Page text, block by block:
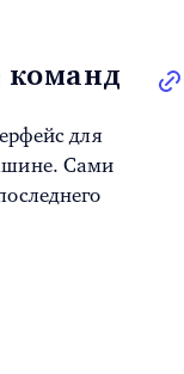
команд
для
Сами